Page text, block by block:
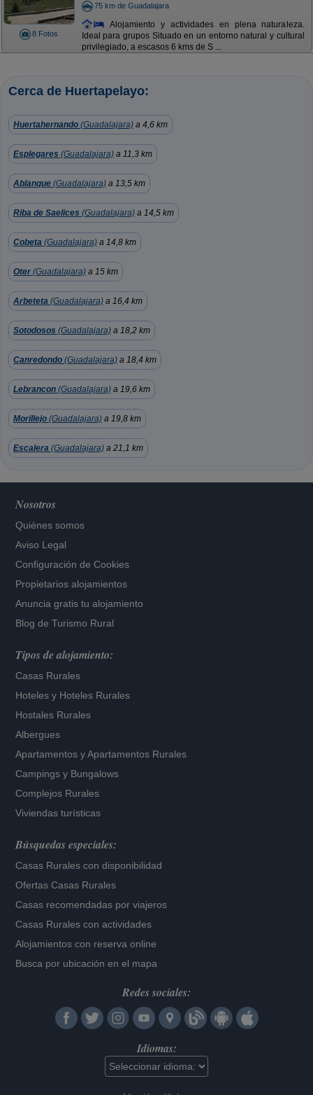
8 Fotos
75 km de Guadalajara
Alojamiento y actividades en plena naturaleza.
Ideal para grupos Situado en un entorno natural y cultural
privilegiado, a escasos 6 kms de S ...
Cerca de Huertapelayo:
Huertahernando (Guadalajara) a 4,6 km
Esplegares (Guadalajara) a 11,3 km
Ablanque (Guadalajara) a 13,5 km
Riba de Saelices (Guadalajara) a 14,5 km
Cobeta (Guadalajara) a 14,8 km
Oter (Guadalajara) a 15 km
Arbeteta (Guadalajara) a 16,4 km
Sotodosos (Guadalajara) a 18,2 km
Canredondo (Guadalajara) a 18,4 km
Lebrancon (Guadalajara) a 19,6 km
Morillejo (Guadalajara) a 19,8 km
Escalera (Guadalajara) a 21,1 km
Nosotros
Quiénes somos
Aviso Legal
Configuración de Cookies
Propietarios alojamientos
Anuncia gratis tu alojamiento
Blog de Turismo Rural
Tipos de alojamiento:
Casas Rurales
Hoteles y Hoteles Rurales
Hostales Rurales
Albergues
Apartamentos yApartamentos Rurales
Campings y Bungalows
Complejos Rurales
Viviendas turísticas
Búsquedas especiales:
Casas Rurales con disponibilidad
Ofertas Casas Rurales
Casas recomendadas por viajeros
Casas Rurales con actividades
Alojamientos con reserva online
Busca por ubicación en el mapa
Redes sociales:
Idiomas: